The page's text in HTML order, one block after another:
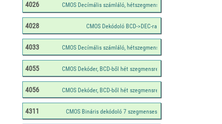
4026
4028
4033
4055
4056
4311